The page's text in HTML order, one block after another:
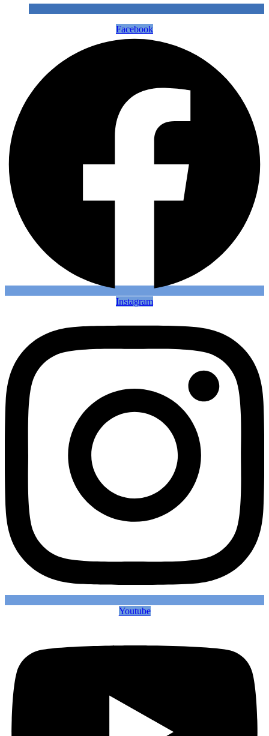
Facebook
Instagram
Youtube